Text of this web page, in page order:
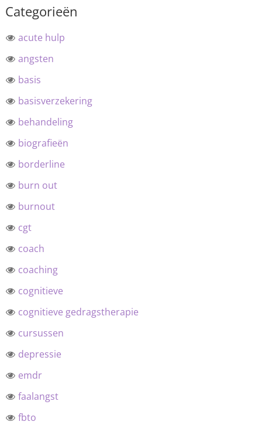
Categorieën
acute hulp
angsten
basis
basisverzekering
behandeling
biografieën
borderline
burn out
burnout
cgt
coach
coaching
cognitieve
cognitieve gedragstherapie
cursussen
depressie
emdr
faalangst
fbto